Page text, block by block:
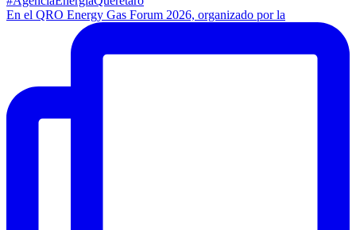
En el QRO Energy Gas Forum 2026, organizado por la